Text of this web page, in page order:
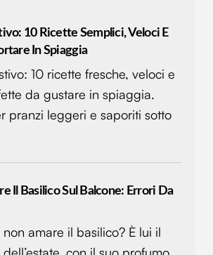
10 Ricette Semplici, Veloci E
In Spiaggia
10 ricette fresche, veloci e
da gustare in spiaggia.
pranzi leggeri e saporiti sotto
Il Basilico Sul Balcone: Errori Da
amare il basilico? È lui il